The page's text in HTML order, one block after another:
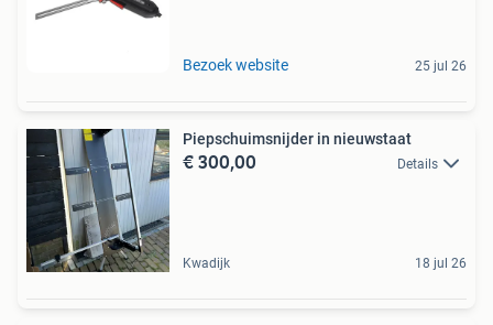
Bezoek website 25 jul 26
Piepschuimsnijder in nieuwstaat
€ 300,00 Details
Kwadijk 18 jul 26